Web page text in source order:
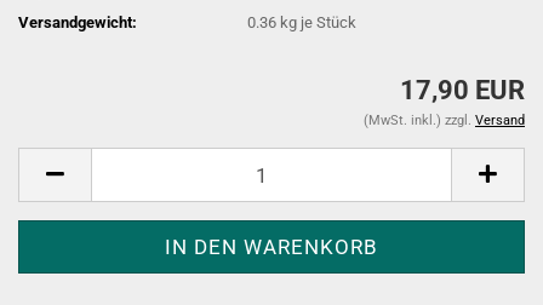
Versandgewicht:
0.36 kg je Stück
17,90 EUR
(MwSt. inkl.) zzgl. Versand